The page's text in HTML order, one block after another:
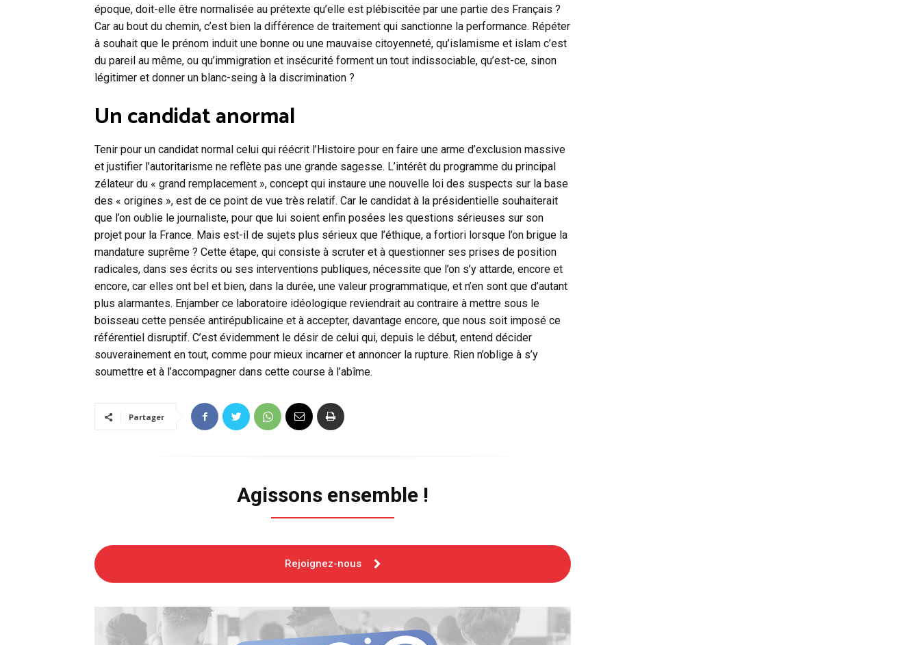
époque, doit-elle être normalisée au prétexte qu’elle est plébiscitée par une partie des Français ?
Car au bout du chemin, c’est bien la différence de traitement qui sanctionne la performance. Répéter
à souhait que le prénom induit une bonne ou une mauvaise citoyenneté, qu’islamisme et islam c’est
du pareil au même, ou qu’immigration et insécurité forment un tout indissociable, qu’est-ce, sinon
légitimer et donner un blanc-seing à la discrimination ?
Un candidat anormal
Tenir pour un candidat normal celui qui réécrit l’Histoire pour en faire une arme d’exclusion massive
et justifier l’autoritarisme ne reflète pas une grande sagesse. L’intérêt du programme du principal
zélateur du « grand remplacement », concept qui instaure une nouvelle loi des suspects sur la base
des « origines », est de ce point de vue très relatif. Car le candidat à la présidentielle souhaiterait
que l’on oublie le journaliste, pour que lui soient enfin posées les questions sérieuses sur son
projet pour la France. Mais est-il de sujets plus sérieux que l’éthique, a fortiori lorsque l’on brigue la
mandature suprême ? Cette étape, qui consiste à scruter et à questionner ses prises de position
radicales, dans ses écrits ou ses interventions publiques, nécessite que l’on s’y attarde, encore et
encore, car elles ont bel et bien, dans la durée, une valeur programmatique, et n’en sont que d’autant
plus alarmantes. Enjamber ce laboratoire idéologique reviendrait au contraire à mettre sous le
boisseau cette pensée antirépublicaine et à accepter, davantage encore, que nous soit imposé ce
référentiel disruptif. C’est évidemment le désir de celui qui, depuis le début, entend décider
souverainement en tout, comme pour mieux incarner et annoncer la rupture. Rien n’oblige à s’y
soumettre et à l’accompagner dans cette course à l’abîme.
Partager
Agissons ensemble !
Rejoignez-nous